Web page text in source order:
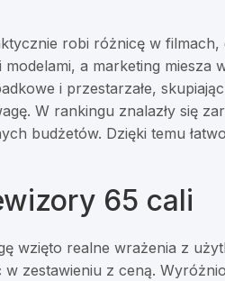
robi różnicę w filmach,
a marketing miesza
i przestarzałe,
W rankingu znalazły się
budżetów. Dzięki temu
65 cali
wzięto realne wrażenia z
zestawieniu z ceną.